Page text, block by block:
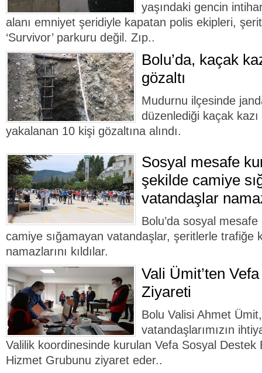
yaşındaki gencin
alanı emniyet şeridiyle kapatan polis ekipleri,
‘Survivor’ parkuru değil. Zıp..
Bolu’da, kaçak
gözaltı
Mudurnu ilçesinde
düzenlediği kaçak
yakalanan 10 kişi gözaltına alındı.
Sosyal mesafe
şekilde camiye
vatandaşlar
Bolu’da sosyal
camiye sığamayan vatandaşlar, şeritlerle trafiğe
namazlarını kıldılar.
Vali Ümit’ten
Ziyareti
Bolu Valisi Ahmet Ümit,
vatandaşlarımızın
Valilik koordinesinde kurulan Vefa Sosyal
Hizmet Grubunu ziyaret eder..